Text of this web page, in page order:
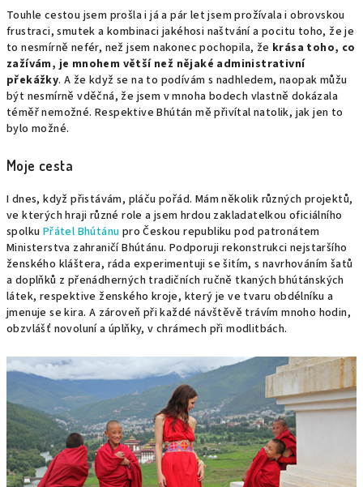
Touhle cestou jsem prošla i já a pár let jsem prožívala i obrovskou
frustraci, smutek a kombinaci jakéhosi naštvání a pocitu toho, že je
to nesmírně nefér, než jsem nakonec pochopila, že krása toho, co
zažívám, je mnohem větší než nějaké administrativní
překážky. A že když se na to podívám s nadhledem, naopak můžu
být nesmírně vděčná, že jsem v mnoha bodech vlastně dokázala
téměř nemožné. Respektive Bhútán mě přivítal natolik, jak jen to
bylo možné.
Moje cesta
I dnes, když přistávám, pláču pořád. Mám několik různých projektů,
ve kterých hraji různé role a jsem hrdou zakladatelkou oficiálního
spolku Přátel Bhútánu pro Českou republiku pod patronátem
Ministerstva zahraničí Bhútánu. Podporuji rekonstrukci nejstaršího
ženského kláštera, ráda experimentuji se šitím, s navrhováním šatů
a doplňků z přenádherných tradičních ručně tkaných bhútánských
látek, respektive ženského kroje, který je ve tvaru obdélníku a
jmenuje se kira. A zároveň při každé návštěvě trávím mnoho hodin,
obzvlášť novoluní a úplňky, v chrámech při modlitbách.